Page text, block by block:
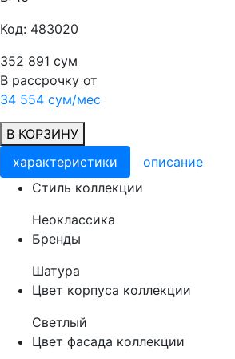
Код: 483020
352 891 сум
В рассрочку от
34 554 сум/мес
В КОРЗИНУ
характеристики
описание
Cтиль коллекции
Неоклассика
Бренды
Шатура
Цвет корпуса коллекции
Светлый
Цвет фасада коллекции